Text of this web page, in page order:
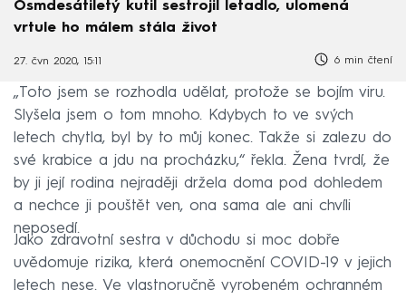
Osmdesátiletý kutil sestrojil letadlo, ulomená
vrtule ho málem stála život
27. čvn 2020, 15:11 6 min čtení
„Toto jsem se rozhodla udělat, protože se bojím viru.
Slyšela jsem o tom mnoho. Kdybych to ve svých
letech chytla, byl by to můj konec. Takže si zalezu do
své krabice a jdu na procházku,“ řekla. Žena tvrdí, že
by ji její rodina nejraději držela doma pod dohledem
a nechce ji pouštět ven, ona sama ale ani chvíli
neposedí.
Jako zdravotní sestra v důchodu si moc dobře
uvědomuje rizika, která onemocnění COVID-19 v jejich
letech nese. Ve vlastnoručně vyrobeném ochranném